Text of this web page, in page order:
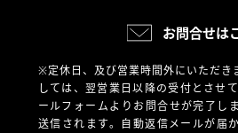
お問合せは
※定休日、及び営業時間外にいただき
しては、翌営業日以降の受付とさせ
ールフォームよりお問合せが完了し
送信されます。自動返信メールが届